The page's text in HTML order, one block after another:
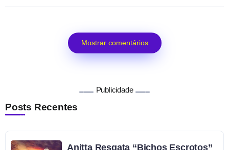
Mostrar comentários
Publicidade
Posts Recentes
Anitta Resgata “Bichos Escrotos”